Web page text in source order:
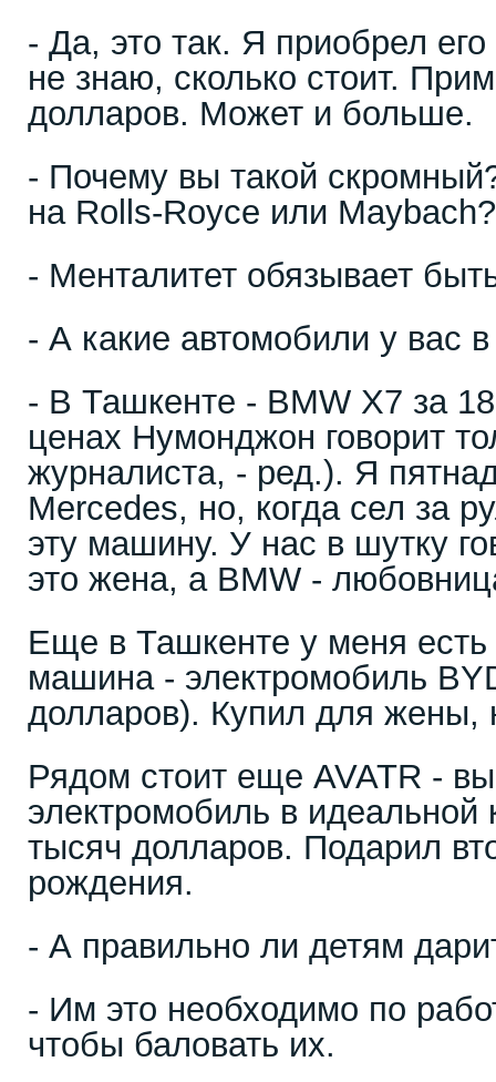
- Да, это так. Я приобрел
не знаю, сколько стоит.
долларов. Может и больше.
- Почему вы такой
на Rolls-Royce или
- Менталитет обязывает
- А какие автомобили у вас
- В Ташкенте - BMW Х7 за
ценах Нумонджон говорит
журналиста, - ред.). Я
Mercedes, но, когда сел за
эту машину. У нас в шутку
это жена, а BMW -
Еще в Ташкенте у меня
машина - электромобиль
долларов). Купил для жены,
Рядом стоит еще AVATR -
электромобиль в идеальной
тысяч долларов. Подарил
рождения.
- А правильно ли детям
- Им это необходимо по
чтобы баловать их.